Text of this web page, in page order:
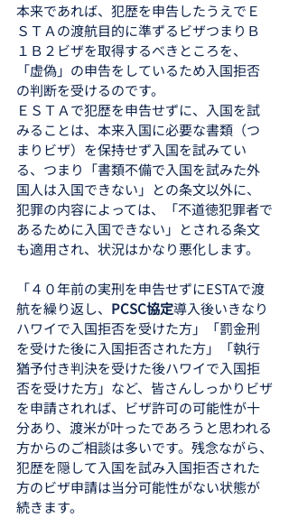
本来であれば、犯歴を申告したうえでＥ
ＳＴＡの渡航目的に準ずるビザつまりＢ
１Ｂ２ビザを取得するべきところを、
「虚偽」の申告をしているため入国拒否
の判断を受けるのです。
ＥＳＴＡで犯歴を申告せずに、入国を試
みることは、本来入国に必要な書類（つ
まりビザ）を保持せず入国を試みてい
る、つまり「書類不備で入国を試みた外
国人は入国できない」との条文以外に、
犯罪の内容によっては、「不道徳犯罪者で
あるために入国できない」とされる条文
も適用され、状況はかなり悪化します。
「４０年前の実刑を申告せずにESTAで渡
航を繰り返し、 PCSC協定導入後いきなり
ハワイで入国拒否を受けた方」「罰金刑
を受けた後に入国拒否された方」「執行
猶予付き判決を受けた後ハワイで入国拒
否を受けた方」など、皆さんしっかりビザ
を申請されれば、ビザ許可の可能性が十
分あり、渡米が叶ったであろうと思われる
方からのご相談は多いです。残念ながら、
犯歴を隠して入国を試み入国拒否された
方のビザ申請は当分可能性がない状態が
続きます。